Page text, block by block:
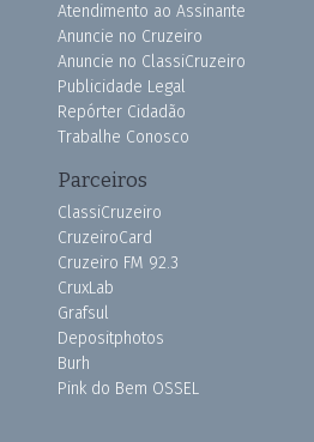
Atendimento ao Assinante
Anuncie no Cruzeiro
Anuncie no ClassiCruzeiro
Publicidade Legal
Repórter Cidadão
Trabalhe Conosco
Parceiros
ClassiCruzeiro
CruzeiroCard
Cruzeiro FM 92.3
CruxLab
Grafsul
Depositphotos
Burh
Pink do Bem OSSEL